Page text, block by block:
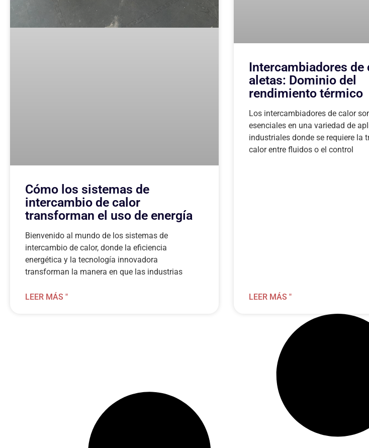
Cómo los sistemas de
intercambio de calor
transforman el uso de energía
Bienvenido al mundo de los sistemas de
intercambio de calor, donde la eficiencia
energética y la tecnología innovadora
transforman la manera en que las industrias
LEER MÁS "
Intercambiadores de
aletas: Dominio del
rendimiento térmico
Los intercambiadores de calor
esenciales en una variedad de
industriales donde se requiere la
calor entre fluidos o el control
LEER MÁS "